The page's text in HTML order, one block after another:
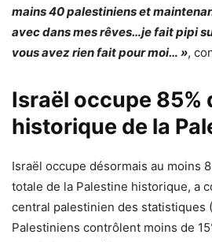
mains 40 palestiniens et
avec dans mes rêves…je fait pipi
vous avez rien fait pour moi… »,
Israël occupe 85%
historique de la
Israël occupe désormais au moins
totale de la Palestine historique, a
central palestinien des statistiques
Palestiniens contrôlent moins de